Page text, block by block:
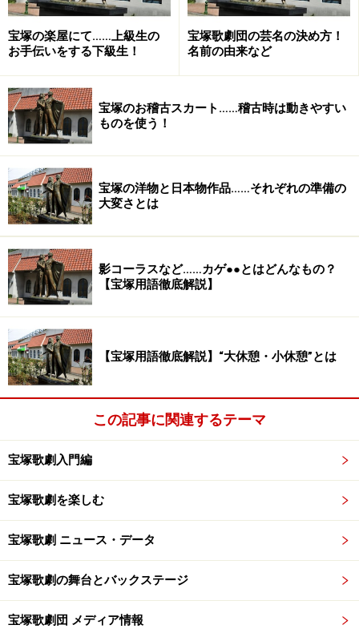
宝塚の楽屋にて……上級生の
お手伝いをする下級生！
宝塚歌劇団の芸名の決め方！
名前の由来など
宝塚のお稽古スカート……稽古時は動きやすい
ものを使う！
宝塚の洋物と日本物作品……それぞれの準備の
大変さとは
影コーラスなど……カゲ●●とはどんなもの？
【宝塚用語徹底解説】
【宝塚用語徹底解説】“大休憩・小休憩”とは
この記事に関連するテーマ
宝塚歌劇入門編
宝塚歌劇を楽しむ
宝塚歌劇 ニュース・データ
宝塚歌劇の舞台とバックステージ
宝塚歌劇団 メディア情報